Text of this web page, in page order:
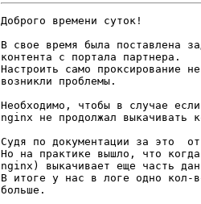
Доброго времени суток!
В свое время была поставлена
контента с портала партнера.
Настроить само проксирование
возникли проблемы.
Необходимо, чтобы в случае
nginx не продолжал выкачивать
Судя по документации за это
Но на практике вышло, что
nginx) выкачивает еще часть
В итоге у нас в логе одно кол-
больше.